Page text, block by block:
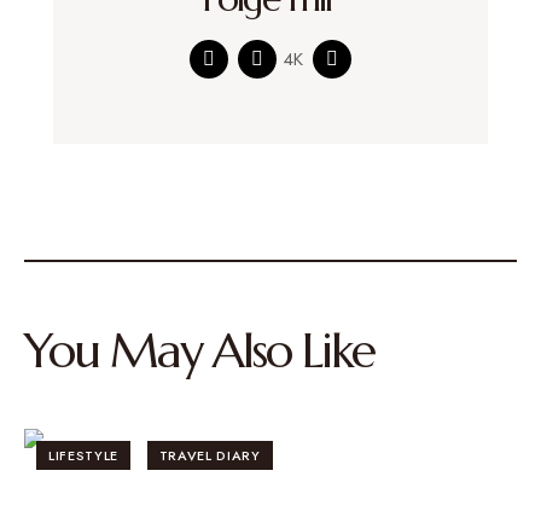
4K
You May Also Like
LIFESTYLE TRAVEL DIARY